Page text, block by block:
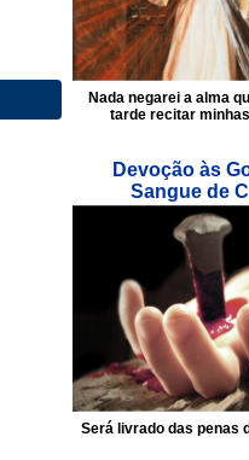
Nada negarei a alma
tarde recitar
Devoção às
Sangue de
Será livrado das penas